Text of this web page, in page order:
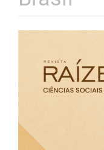
lateral
de
artigos